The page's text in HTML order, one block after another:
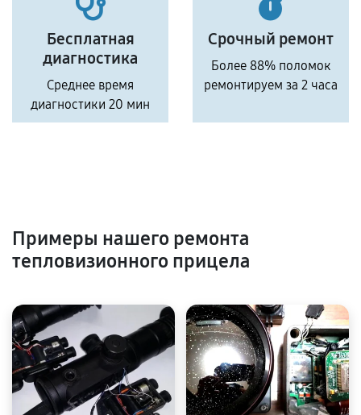
Бесплатная
диагностика
Среднее время
диагностики 20 мин
Срочный ремонт
Более 88% поломок
ремонтируем за 2 часа
Примеры нашего ремонта
тепловизионного прицела